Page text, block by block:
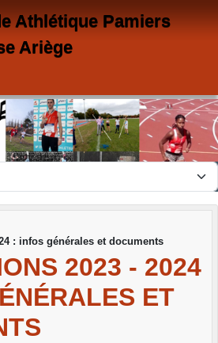
Athlétique Pamiers
Ariège
: infos générales et documents
2023 - 2024
ET